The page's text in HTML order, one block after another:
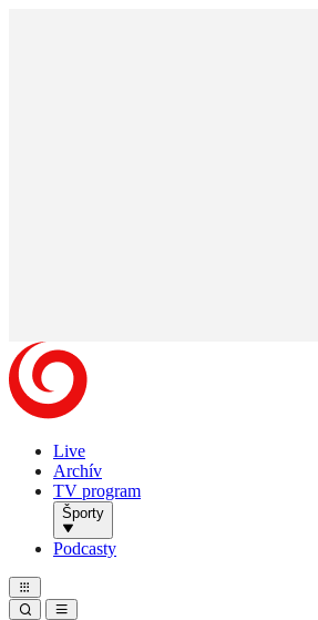
Live
Archív
TV program
Športy
Podcasty